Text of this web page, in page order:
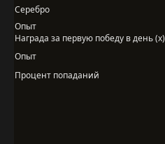
Серебро
Опыт
Награда за первую победу в день (x)
Опыт
Процент попаданий